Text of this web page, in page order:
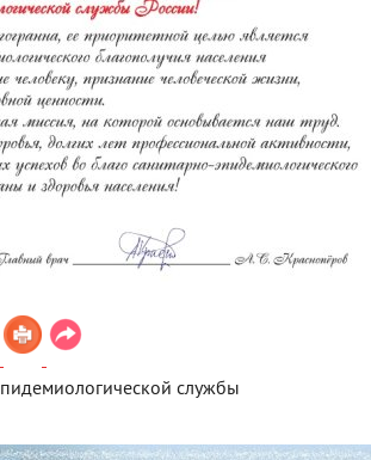
службы